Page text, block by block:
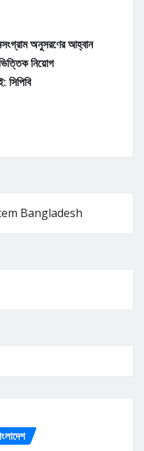
অনুসরণের আহ্বান
নিয়োগ
সিপিবি